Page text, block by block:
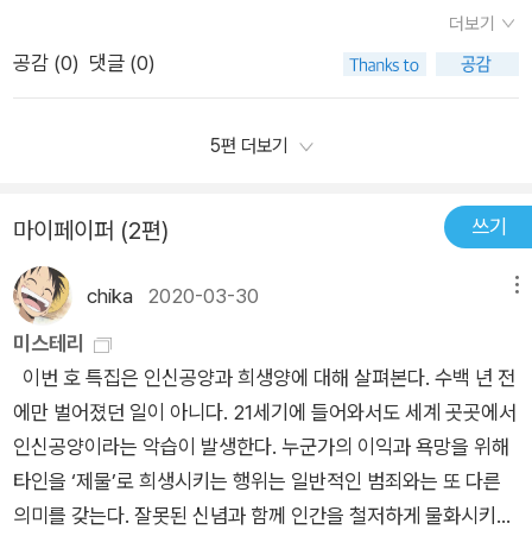
지! 어떤 장르의 글이든 쉽게 써지는 것은 없다. 쓰고, 또 쓰고, 계
속 쓰는 과정이 있어야 한다. 날마다 써야 손에서 열기가 사라지
지 않기 때문에 나는 늘 '써져서' 쓰는 게 아니라 '쓰니까' 써진다
고 말한다. 그래서 잠깐 쉬었다 또 쓰자는 의미로 마침표(.) 대신
말하길 좋아한다. 그곳에서 하루가 한평생이라 여기고, 텅 비어
아무것도 없는 것처럼 느끼며, 마냥 아득하고 먼 하늘을 가끔 쳐
다보며, 쓴다,,, 또 쓴다~.언어를 골라 다듬다 보면 시인의 생각이
언어에 실린다. 시인은 생각만으로 세계를 구성하는 게 아니라 언
어로 세계를 구성하기 때문이다. 그래서 언어를 사랑한다는 건 은
유의 힘을 믿는 것이며, 언어로써 세계를 되찾는 것이라고 할 수
있다. 언어가 기존의 질서에 변화를 준다는 얘기. 이게 시가 지닌
은유의 힘이다.- p. 31농부는 밭을 탓하지 않고, 목수는 연장을
탓하지 않는다고 했다. 그러면 작가는? 작가는 독자를 탓하지도
않고 쓰는 도구를 탓하지도 말 일이다. 작가는 자신의 작품에 맞
초보자인 나에게는 수필과 에세이의 미묘한 차이를 아직 못 느꼈
으며 결국은 수필과 에세이는 같고 나로 마무리되었다. ㅎㅎㅎㅎ
런데 시는 말이죠, 생각으로 만드는 게 아니라 말로 만드는데 어
또 쓴다』에서 봐서 반가웠고 드가가 한 말에 크게 공감하며 맞아,
맞아를 외치다가 말라르메의 말을 듣고 아! 했던 대목. 그러게 글
은 생각으로 만드는 게 아니라 말로 만드는 거지. 그래서 내가 이
생각을 말로 정리하고 쓰는 게 힘들었구나...​작가는 오로지 쓰는
사람이고, 자기만의 독자가 있는 사람이지 여기 기웃 저기 기웃하
며 호객행위를 하지 않는 사람이다. 그런 까닭에 문학은 문학이
다. …… 나만의 독자가 있으면 절대 굶어죽지는 않는다는 각오로
작가는 작품에 힘을 더 써야지 글 이외의 것에 눈을 돌릴 필요는
없을 터이다.p.47▶ 하.. 그래 그 많은 학생들의 정답이 다 틀리
'쓰니까' 써진다, 고 말한다. 작가는 그저 쓰는 존재일 뿐이다. 잘
써질 때까지 기다리는 게 아니라 쓰다 보면 잘 써진다고 생각한
듯. (p.9) _ 작가의 말 1부. 글을 쓴다는 것2부. 말의 속내3부. 사
그림자 다섯 개의 큰 주제로 나뉜 글. 언어를 사랑한다는 건 은유
의 힘을 믿는 것이며, 언어로써 세계를 되찾는 것이라고 할 수 있
다. 언어가 기존의 질서에 변화를 준다는 얘기. 이게 시가 지닌 은
유의 힘이다. (p.31) _ 글은 생각이 아니라 언어로! 가장 좋은 문
학은 기존의 형식에 붙들리지 않고, 자신만의 방식으로 쓰는 일일
것이다. 문학은 쓰는 사람에 따라 다 다른 방식으로 쓰여질 수밖
에 없다. 그러나 자시만의 방식과 내용이 언제나, 항상 옳다고는
하지 말 일이다. p.43 _ 순수문학과 참여문학 내가 생각하는 작
가 기질이란 오로지 어떤 경우에도 독자를 의식하지 않고 그냥 쓰
는 사람일 뿐이다. 그래서 나는 나를 늘 각성시키기 위해, 잘 쓰지
더보기
공감 (0) 댓글 (0)
5편 더보기
마이페이퍼 (2편) 쓰기
chika 2020-03-30
미스테리
이번 호 특집은 인신공양과 희생양에 대해 살펴본다. 수백 년 전
에만 벌어졌던 일이 아니다. 21세기에 들어와서도 세계 곳곳에서
인신공양이라는 악습이 발생한다. 누군가의 이익과 욕망을 위해
타인을 ‘제물’로 희생시키는 행위는 일반적인 범죄와는 또 다른
의미를 갖는다. 잘못된 신념과 함께 인간을 철저하게 물화시키는